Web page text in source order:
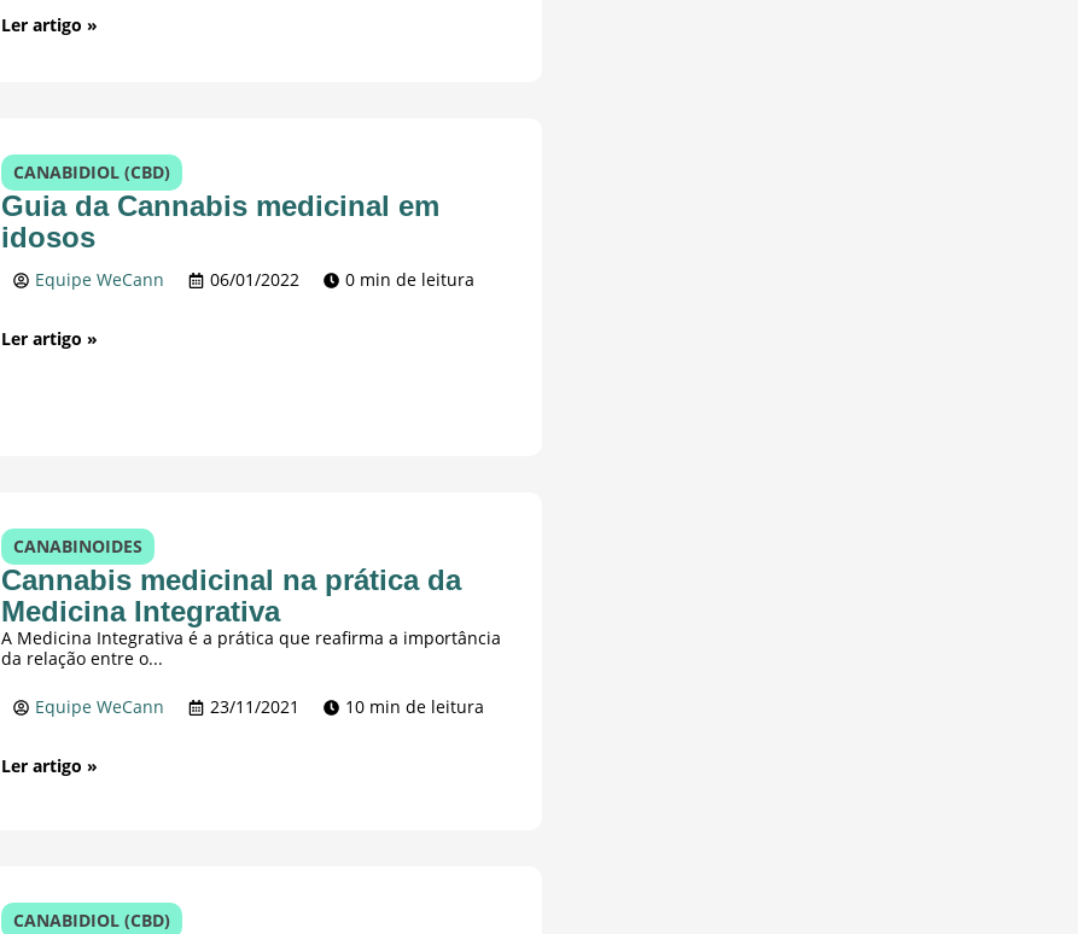
Ler artigo »
CANABIDIOL (CBD)
Guia da Cannabis medicinal em
idosos
Equipe WeCann 06/01/2022 0 min de leitura
Ler artigo »
CANABINOIDES
Cannabis medicinal na prática da
Medicina Integrativa
A Medicina Integrativa é a prática que reafirma a importância
da relação entre o...
Equipe WeCann 23/11/2021 10 min de leitura
Ler artigo »
CANABIDIOL (CBD)